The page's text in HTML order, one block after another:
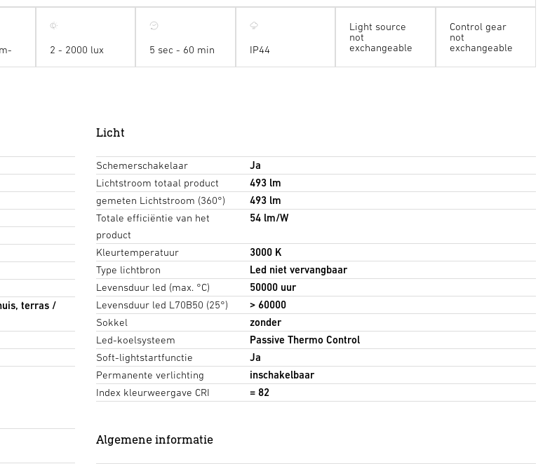
2 - 2000 lux 5 sec - 60 min IP44
Light source
not
exchangeable
Control gear
not
exchangeable
terras /
Licht
Schemerschakelaar
Ja
Lichtstroom totaal product
493 lm
gemeten Lichtstroom (360°)
493 lm
Totale efficiëntie van het
product
54 lm/W
Kleurtemperatuur
3000 K
Type lichtbron
Led niet vervangbaar
Levensduur led (max. °C)
50000 uur
Levensduur led L70B50 (25°)
> 60000
Sokkel
zonder
Led-koelsysteem
Passive Thermo Control
Soft-lightstartfunctie
Ja
Permanente verlichting
inschakelbaar
Index kleurweergave CRI
= 82
Algemene informatie